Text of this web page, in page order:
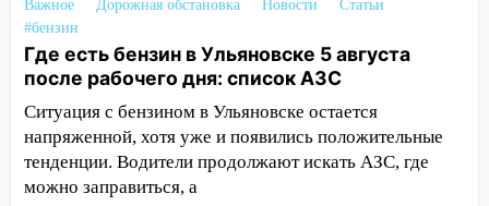
юному велосипедисту на улице
Чернышевского
08:21 В Заволжском районе украли два
велосипеда
07:18 В Ульяновск идет
тридцатиградусная жара: какая будет
погода в четверг
Важное Дорожная обстановка Новости
Статьи
#бензин
Где есть бензин в Ульяновске 5 августа
после рабочего дня: список АЗС
Ситуация с бензином в Ульяновске остается
напряженной, хотя уже и появились положительные
тенденции. Водители продолжают искать АЗС, где
можно заправиться, а